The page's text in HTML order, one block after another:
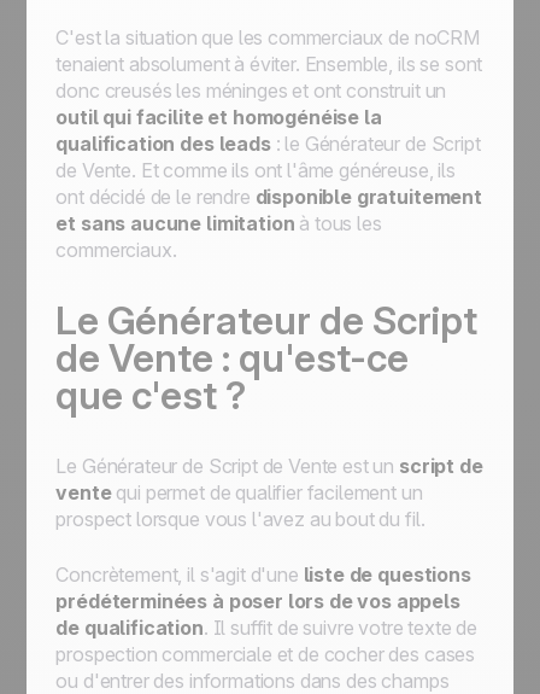
C'est la situation que les commerciaux de noCRM
tenaient absolument à éviter. Ensemble, ils se sont
donc creusés les méninges et ont construit un
outil qui facilite et homogénéise la
qualification des leads: le Générateur de Script
de Vente. Et comme ils ont l'âme généreuse, ils
ont décidé de le rendre disponible gratuitement
et sans aucune limitation à tous les
commerciaux.
Le Générateur de Script
de Vente : qu'est-ce
que c'est ?
Le Générateur de Script de Vente est un script de
ventequi permet de qualifier facilement un
prospect lorsque vous l'avez au bout du fil.
Concrètement, il s'agit d'une liste de questions
prédéterminées à poser lors de vos appels
de qualification. Il suffit de suivre votre texte de
prospection commerciale et de cocher des cases
ou d'entrer des informations dans des champs